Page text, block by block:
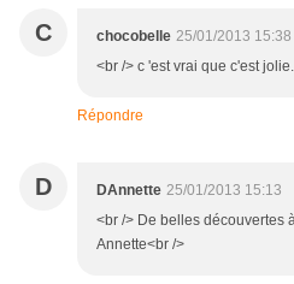
C chocobelle 25/01/2013 15:38
<br /> c 'est vrai que c'est
Répondre
D DAnnette 25/01/2013 15:13
<br /> De belles découvertes
Annette<br />